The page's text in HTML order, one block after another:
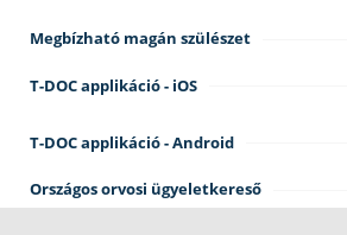
Megbízható magán szülészet
T-DOC applikáció - iOS
T-DOC applikáció - Android
Országos orvosi ügyeletkereső